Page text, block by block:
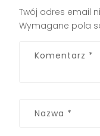
Twój adres email
Wymagane pola